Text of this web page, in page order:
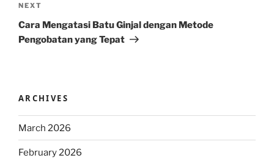
Next
Post
NEXT
Cara Mengatasi Batu Ginjal dengan Metode
Pengobatan yang Tepat
ARCHIVES
March 2026
February 2026